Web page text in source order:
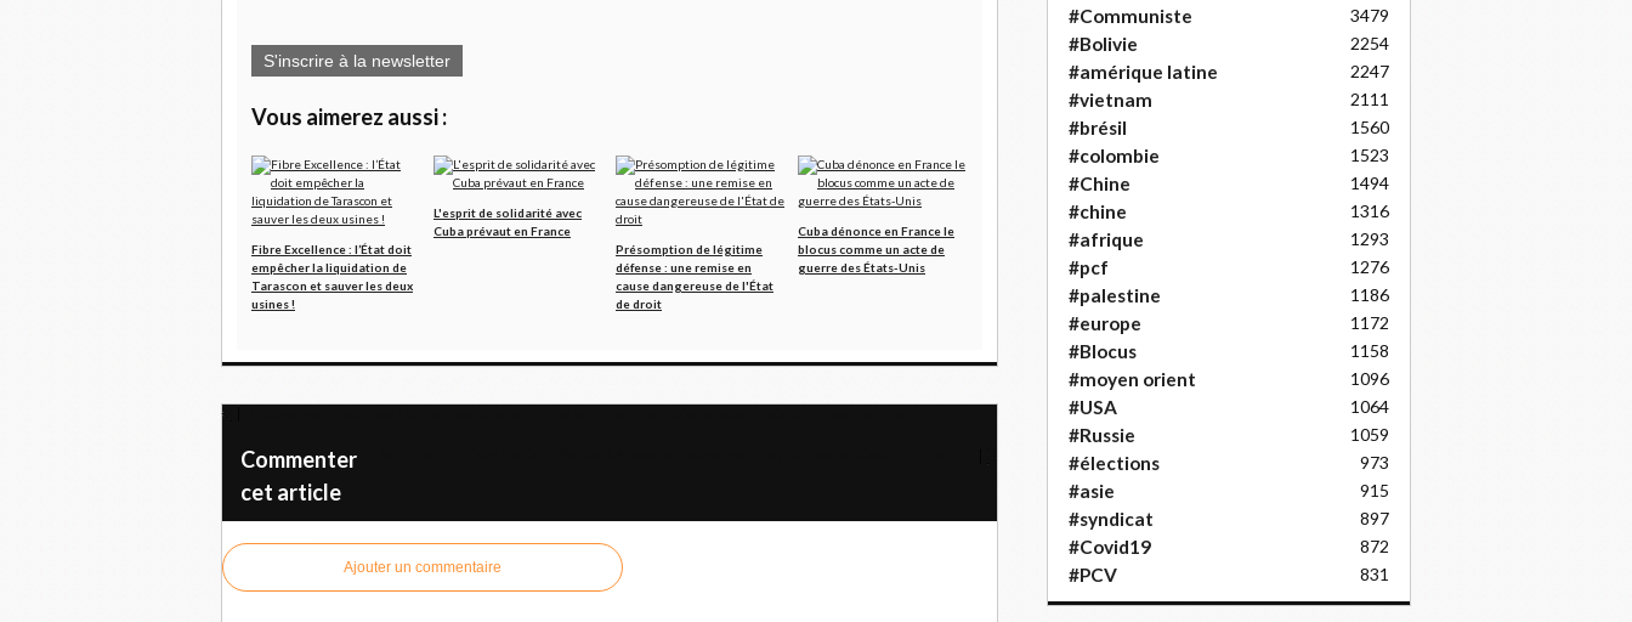
S'inscrire à la newsletter
Vous aimerez aussi :
Fibre Excellence : l’État doit
empêcher la liquidation de
Tarascon et sauver les deux
usines !
L'esprit de solidarité avec
Cuba prévaut en France
Présomption de légitime
défense : une remise en
cause dangereuse de l'État
de droit
Cuba dénonce en France le
blocus comme un acte de
guerre des États-Unis
Commenter
cet article
Ajouter un commentaire
#Communiste 3479
#Bolivie 2254
#amérique latine 2247
#vietnam 2111
#brésil 1560
#colombie 1523
#Chine 1494
#chine 1316
#afrique 1293
#pcf 1276
#palestine 1186
#europe 1172
#Blocus 1158
#moyen orient 1096
#USA 1064
#Russie 1059
#élections 973
#asie 915
#syndicat 897
#Covid19 872
#PCV 831